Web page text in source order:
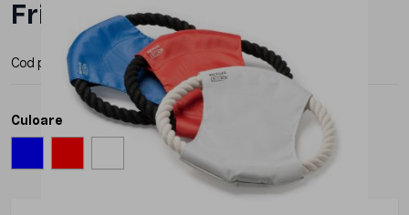
Frisbee Roly Demak
Cod produs: AN1025 Producator:Roly
Culoare